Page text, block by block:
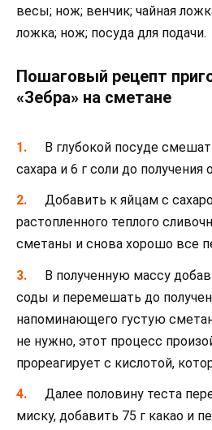
весы; нож; венчик; чайная
ложка; нож; посуда для подачи.
Пошаговый рецепт
«Зебра» на сметане
В глубокой посуде
сахара и 6 г соли до
Добавить к яйцам с
растопленного теплого
сметаны и снова хорошо все
В полученную массу
соды и перемешать до
напоминающего густую
не нужно, этот процесс
прореагирует с кислотой,
Далее половину теста
миску, добавить 75 г какао и